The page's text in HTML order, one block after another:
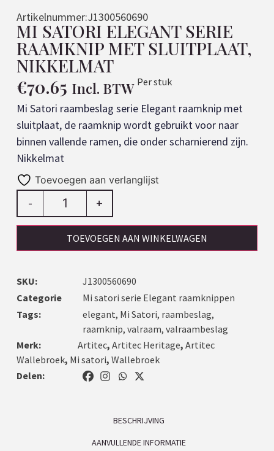
Artikelnummer:J1300560690
MI SATORI ELEGANT SERIE
RAAMKNIP MET SLUITPLAAT,
NIKKELMAT
€70.65 Incl. BTW Per stuk
Mi Satori raambeslag serie Elegant raamknip met
sluitplaat, de raamknip wordt gebruikt voor naar
binnen vallende ramen, die onder scharnierend zijn.
Nikkelmat
Toevoegen aan verlanglijst
- +
TOEVOEGEN AAN WINKELWAGEN
SKU:
J1300560690
Categorie
Mi satori serie Elegant raamknippen
Tags:
elegant, Mi Satori, raambeslag,
raamknip, valraam, valraambeslag
Merk:
Artitec, Artitec Heritage, Artitec
Wallebroek, Mi satori, Wallebroek
Delen:
BESCHRIJVING
AANVULLENDE INFORMATIE